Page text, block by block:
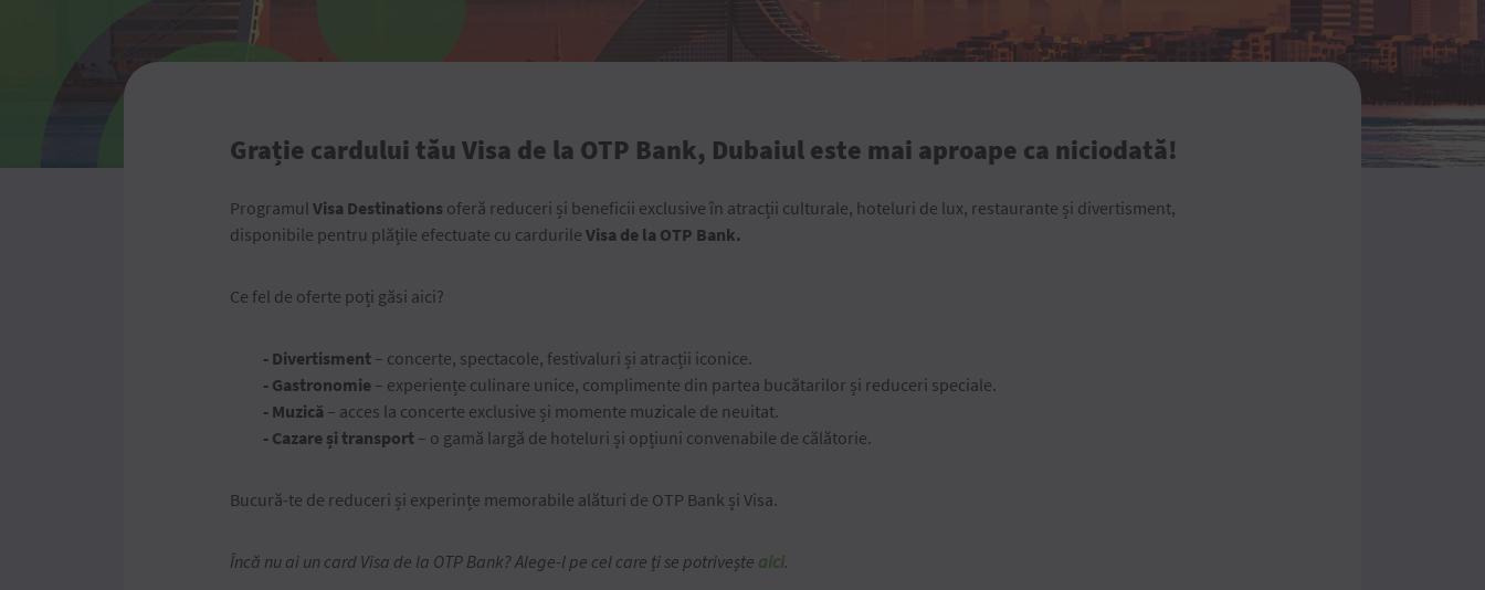
Grație cardului tău Visa de la OTP Bank, Dubaiul este mai aproape ca niciodată!
Programul Visa Destinations oferă reduceri și beneficii exclusive în atracții culturale, hoteluri de lux, restaurante și divertisment,
disponibile pentru plățile efectuate cu cardurile Visa de la OTP Bank.
Ce fel de oferte poți găsi aici?
- Divertisment – concerte, spectacole, festivaluri și atracții iconice.
- Gastronomie – experiențe culinare unice, complimente din partea bucătarilor și reduceri speciale.
- Muzică – acces la concerte exclusive și momente muzicale de neuitat.
- Cazare și transport – o gamă largă de hoteluri și opțiuni convenabile de călătorie.
Bucură-te de reduceri și experințe memorabile alături de OTP Bank și Visa.
Încă nu ai un card Visa de la OTP Bank? Alege-l pe cel care ți se potrivește aici.